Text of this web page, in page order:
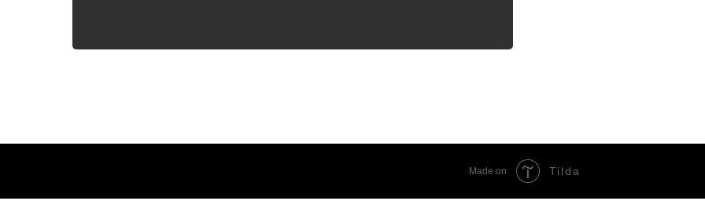
Made on Tilda